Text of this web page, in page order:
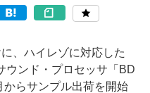
、ハイレゾに対応した
ウンド・プロセッサ「BD
らサンプル出荷を開始